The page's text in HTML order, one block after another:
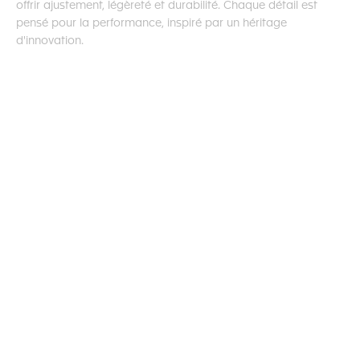
offrir ajustement, légèreté et durabilité. Chaque détail est
pensé pour la performance, inspiré par un héritage
d'innovation.